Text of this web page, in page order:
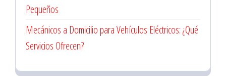
Pequeños
Mecánicos a Domicilio para Vehículos Eléctricos: ¿Qué
Servicios Ofrecen?